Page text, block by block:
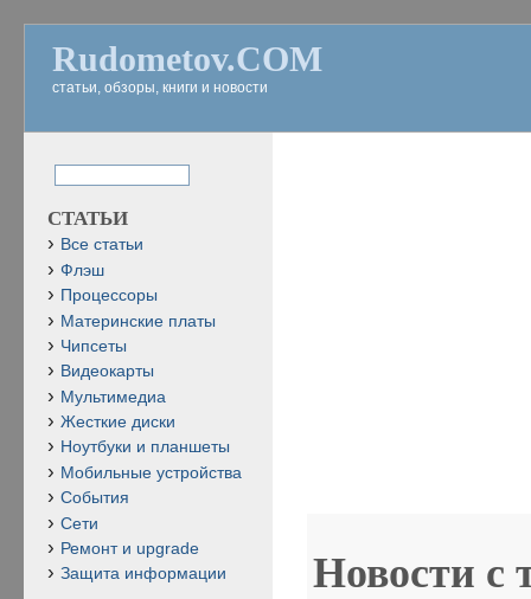
Rudometov.COM
статьи, обзоры, книги и новости
Новости с
СТАТЬИ
Все статьи
Флэш
Процессоры
Материнские платы
Чипсеты
Видеокарты
Мультимедиа
Жесткие диски
Ноутбуки и планшеты
Мобильные устройства
События
Сети
Ремонт и upgrade
Защита информации